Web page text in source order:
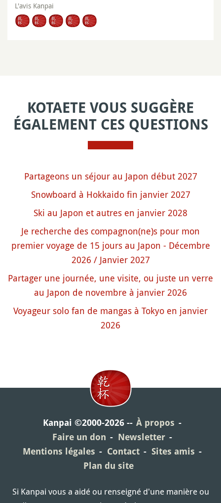
L'avis Kanpai
KOTAETE VOUS SUGGÈRE
ÉGALEMENT CES QUESTIONS
Partageons un séjour au Japon début 2027
Snowboard à Hokkaido fin janvier 2027
Ski au Japon et autres en janvier 2028
Je recherche des compagnon(ne)s pour mon
premier voyage de 15 jours au Japon - Décembre
2026 / Janvier 2027
Partager une journée, une visite, ou juste un verre
au Japon de novembre à janvier 2026
Voyageur solo fan de mangas à Tokyo en janvier
2026
Kanpai ©2000-2026
À propos
Faire un don
Newsletter
Mentions légales
Contact
Sites amis
Plan du site
Si Kanpai vous a aidé ou renseigné d'une manière ou